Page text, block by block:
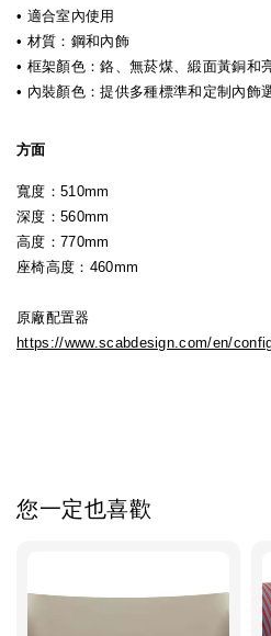
• 適合室內使用
• 材質：鋼和內飾
• 框架顏色：鉻、無菸煤、緞面黃銅和
• 內裝顏色：提供多種標準和定制內飾
方面
寬度：510mm
深度：560mm
高度：770mm
座椅高度：460mm
原廠配置器
https://www.scabdesign.com/en/
您一定也喜歡